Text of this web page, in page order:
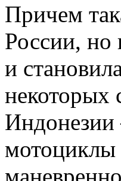
Причем
России, но
и
некоторых
Индонезии
мотоциклы